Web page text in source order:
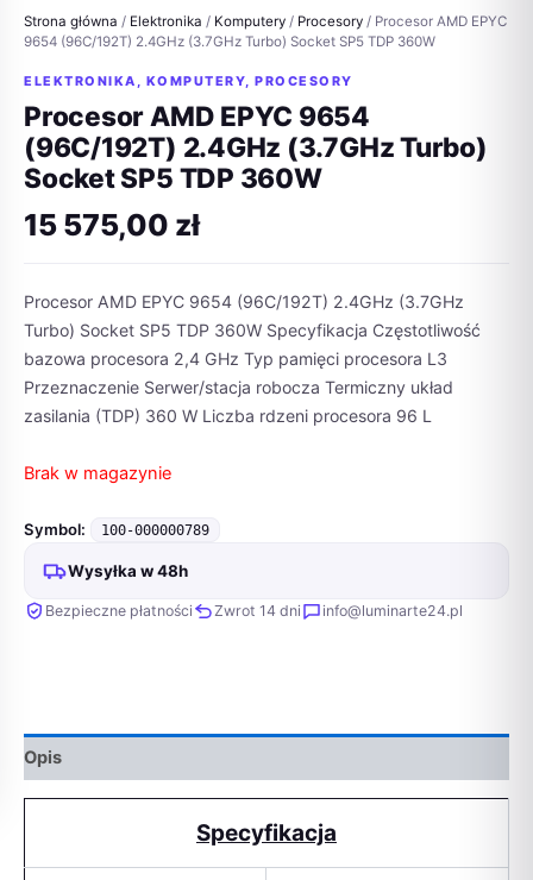
Strona główna / Elektronika / Komputery / Procesory / Procesor AMD EPYC
9654 (96C/192T) 2.4GHz (3.7GHz Turbo) Socket SP5 TDP 360W
ELEKTRONIKA , KOMPUTERY,PROCESORY
Procesor AMD EPYC 9654
(96C/192T) 2.4GHz (3.7GHz Turbo)
Socket SP5 TDP 360W
15 575,00 zł
Procesor AMD EPYC 9654 (96C/192T) 2.4GHz (3.7GHz
Turbo) Socket SP5 TDP 360W Specyfikacja Częstotliwość
bazowa procesora 2,4 GHz Typ pamięci procesora L3
Przeznaczenie Serwer/stacja robocza Termiczny układ
zasilania (TDP) 360 W Liczba rdzeni procesora 96 L
Brak w magazynie
Symbol: 100-000000789
Wysyłka w 48h
Bezpieczne płatności Zwrot 14 dni info@luminarte24.pl
Opis
Specyfikacja